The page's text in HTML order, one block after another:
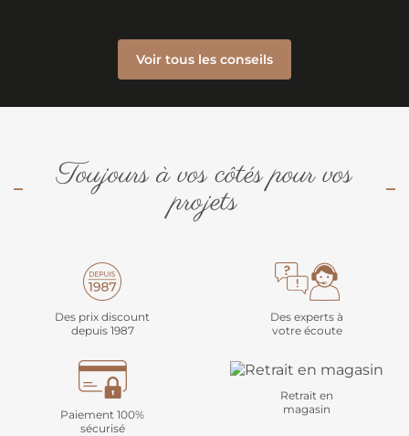
Voir tous les conseils
Toujours à vos côtés pour vos
projets
Des prix discount
depuis 1987
Des experts à
votre écoute
Paiement 100%
sécurisé
Retrait en
magasin